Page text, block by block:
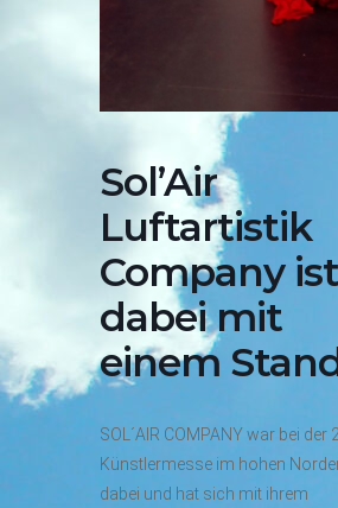
Sol’Air
Luftartistik
Company ist
dabei mit
einem
SOL´AIR COMPANY war bei der 2.
Künstlermesse im hohen
dabei und hat sich mit ihrem